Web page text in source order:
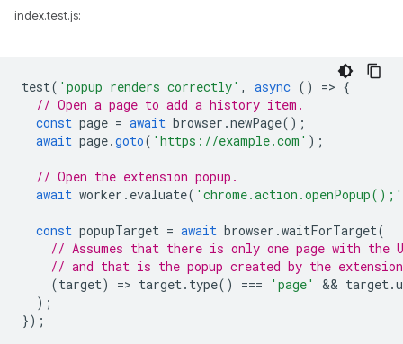
index.test.js:
test( 'popup renders correctly' , async () => {
// Open a page to add a history item.
const page = await browser .newPage();
await page.goto( 'https://example.com' );
// Open the extension popup.
await worker . evaluate( 'chrome.action.openPopup();'
const popupTarget = await browser .waitForTarget(
// Assumes that there is only one page with the
// and that is the popup created by the
(target) => target. type() === 'page' && target.
);
});